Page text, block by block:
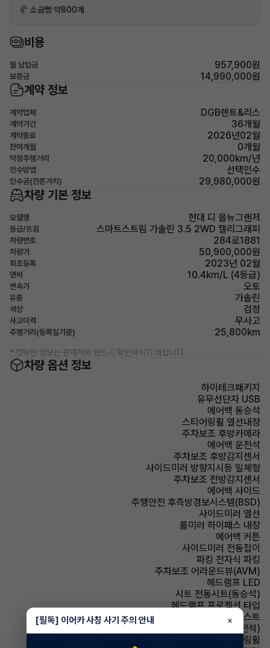
🥐 소금빵 약800개
비용
월 납입금 957,900원
보증금 14,990,000원
계약 정보
계약업체 DGB렌트&리스
계약기간 36개월
계약종료 2026년02월
잔여개월 0개월
약정주행거리 20,000km/년
인수방법 선택인수
인수금(잔존가치) 29,980,000원
차량 기본 정보
모델명 현대 디 올뉴그랜저
등급/트림 스마트스트림 가솔린 3.5 2WD 캘리그래피
차량번호 284로1881
차량가 50,900,000원
최초등록 2023년 02월
연비 10.4km/L (4등급)
변속기 오토
유종 가솔린
색상 검정
사고이력 무사고
주행거리(등록일기준) 25,800km
* 정확한 정보는 판매자와 반드시 확인하시기 바랍니다.
차량 옵션 정보
하이테크패키지
유무선단자 USB
에어백 동승석
스티어링휠 열선내장
주차보조 후방카메라
에어백 운전석
주차보조 후방감지센서
사이드미러 방향지시등 일체형
주차보조 전방감지센서
에어백 사이드
주행안전 후측방경보시스템(BSD)
사이드미러 열선
룸미러 하이패스 내장
에어백 커튼
사이드미러 전동접이
파킹 전자식 파킹
주차보조 어라운드뷰(AVM)
헤드램프 LED
시트 전동시트(동승석)
헤드램프 프로젝션 타입
헤드램프 하이빔 어시스트
시트 메모리시트(운전석)
스티어링휠 속도감응식 스티어링휠
[필독] 이어카 사칭 사기 주의 안내 ×